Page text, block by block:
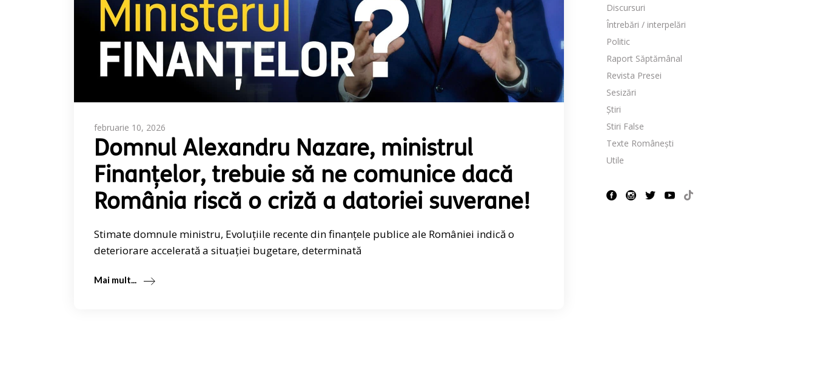
februarie 10, 2026
Domnul Alexandru Nazare, ministrul
Finanțelor, trebuie să ne comunice dacă
România riscă o criză a datoriei suverane!
Stimate domnule ministru, Evoluțiile recente din finanțele publice ale României indică o
deteriorare accelerată a situației bugetare, determinată
Mai mult...
Discursuri
Întrebări / interpelări
Politic
Raport Săptămânal
Revista Presei
Sesizări
Știri
Stiri False
Texte Românești
Utile